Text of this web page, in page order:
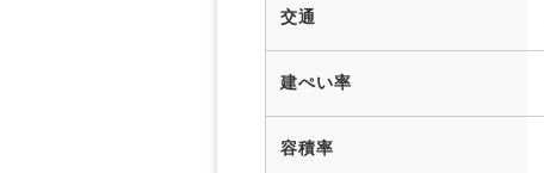
交通
建ぺい率
容積率